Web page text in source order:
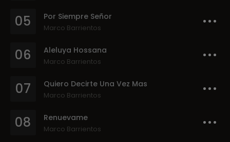
05 Por Siempre Señor
Marco Barrientos
06 Aleluya Hossana
Marco Barrientos
07 Quiero Decirte Una Vez Mas
Marco Barrientos
08 Renuevame
Marco Barrientos